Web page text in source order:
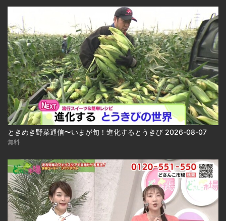
ときめき野菜通信〜いまが旬！進化するとうきび 2026-08-07
無料